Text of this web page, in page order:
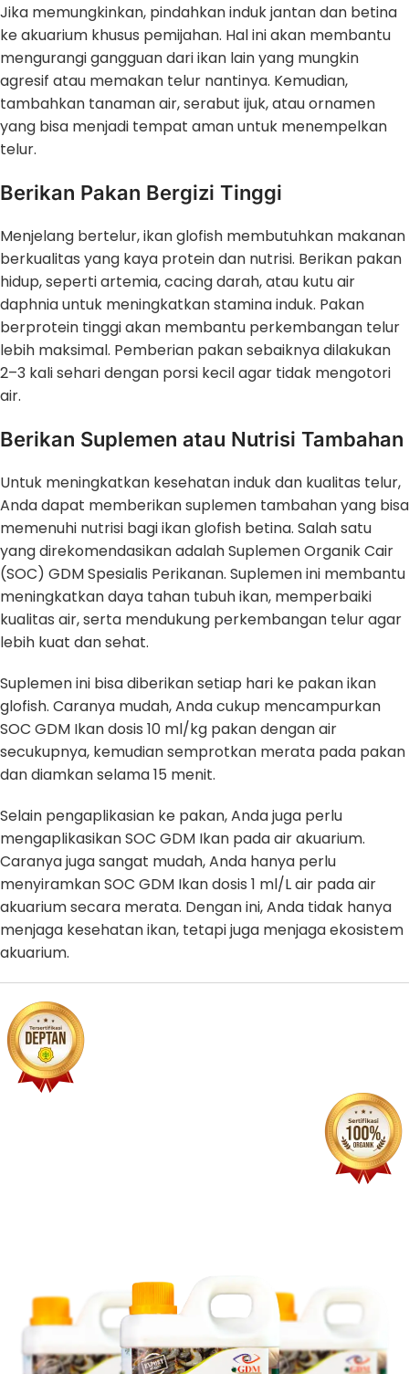
Jika memungkinkan, pindahkan induk jantan dan betina
ke akuarium khusus pemijahan. Hal ini akan membantu
mengurangi gangguan dari ikan lain yang mungkin
agresif atau memakan telur nantinya. Kemudian,
tambahkan tanaman air, serabut ijuk, atau ornamen
yang bisa menjadi tempat aman untuk menempelkan
telur.
Berikan Pakan Bergizi Tinggi
Menjelang bertelur, ikan glofish membutuhkan makanan
berkualitas yang kaya protein dan nutrisi. Berikan pakan
hidup, seperti artemia, cacing darah, atau kutu air
daphnia untuk meningkatkan stamina induk. Pakan
berprotein tinggi akan membantu perkembangan telur
lebih maksimal. Pemberian pakan sebaiknya dilakukan
2–3 kali sehari dengan porsi kecil agar tidak mengotori
air.
Berikan Suplemen atau Nutrisi Tambahan
Untuk meningkatkan kesehatan induk dan kualitas telur,
Anda dapat memberikan suplemen tambahan yang bisa
memenuhi nutrisi bagi ikan glofish betina. Salah satu
yang direkomendasikan adalah Suplemen Organik Cair
(SOC) GDM Spesialis Perikanan. Suplemen ini membantu
meningkatkan daya tahan tubuh ikan, memperbaiki
kualitas air, serta mendukung perkembangan telur agar
lebih kuat dan sehat.
Suplemen ini bisa diberikan setiap hari ke pakan ikan
glofish. Caranya mudah, Anda cukup mencampurkan
SOC GDM Ikan dosis 10 ml/kg pakan dengan air
secukupnya, kemudian semprotkan merata pada pakan
dan diamkan selama 15 menit.
Selain pengaplikasian ke pakan, Anda juga perlu
mengaplikasikan SOC GDM Ikan pada air akuarium.
Caranya juga sangat mudah, Anda hanya perlu
menyiramkan SOC GDM Ikan dosis 1 ml/L air pada air
akuarium secara merata. Dengan ini, Anda tidak hanya
menjaga kesehatan ikan, tetapi juga menjaga ekosistem
akuarium.